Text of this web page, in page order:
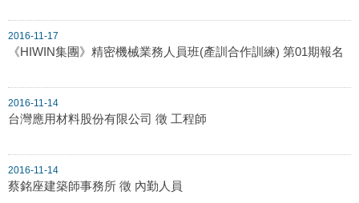
2016-11-17
《HIWIN集團》精密機械業務人員班(產訓合作訓練) 第01期報名
2016-11-14
台灣應用材料股份有限公司 徵 工程師
2016-11-14
蔡銘座建築師事務所 徵 內勤人員